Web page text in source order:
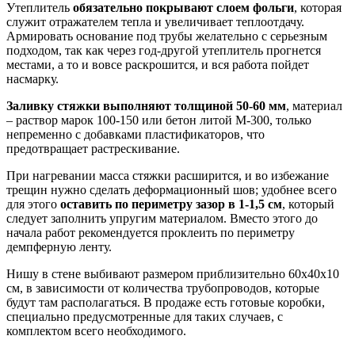
Утеплитель обязательно покрывают слоем фольги, которая
служит отражателем тепла и увеличивает теплоотдачу.
Армировать основание под трубы желательно с серьезным
подходом, так как через год-другой утеплитель прогнется
местами, а то и вовсе раскрошится, и вся работа пойдет
насмарку.
Заливку стяжки выполняют толщиной 50-60 мм, материал
– раствор марок 100-150 или бетон литой М-300, только
непременно с добавками пластификаторов, что
предотвращает растрескивание.
При нагревании масса стяжки расширится, и во избежание
трещин нужно сделать деформационный шов; удобнее всего
для этого оставить по периметру зазор в 1-1,5 см, который
следует заполнить упругим материалом. Вместо этого до
начала работ рекомендуется проклеить по периметру
демпферную ленту.
Нишу в стене выбивают размером приблизительно 60х40х10
см, в зависимости от количества трубопроводов, которые
будут там располагаться. В продаже есть готовые коробки,
специально предусмотренные для таких случаев, с
комплектом всего необходимого.